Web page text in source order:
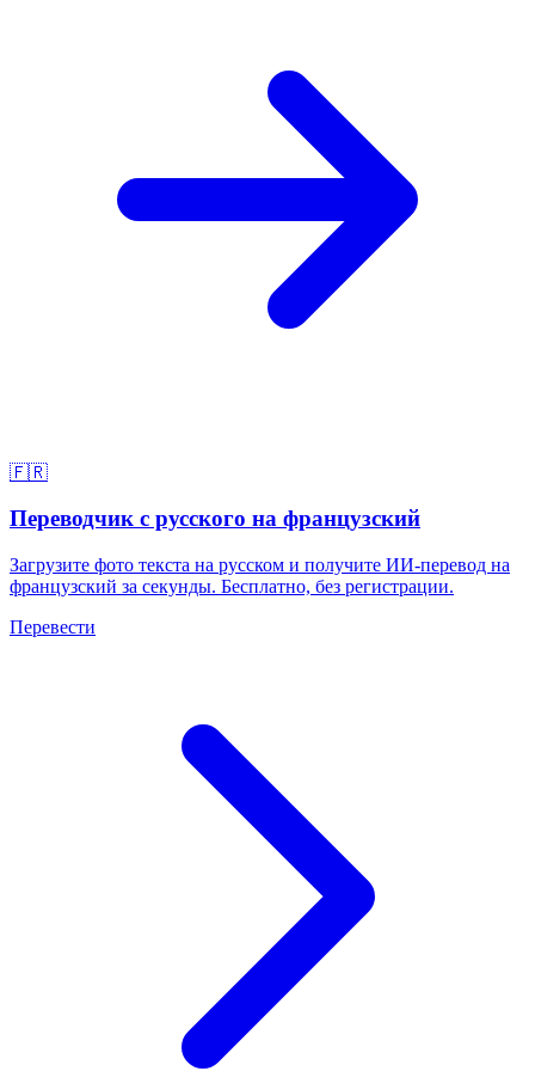
🇫🇷
Переводчик с русского на французский
Загрузите фото текста на русском и получите ИИ-перевод на
французский за секунды. Бесплатно, без регистрации.
Перевести